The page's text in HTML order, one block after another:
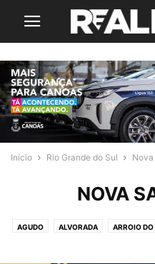
Início Rio Grande do Sul
NOVA
AGUDO ALVORADA ARROIO DO